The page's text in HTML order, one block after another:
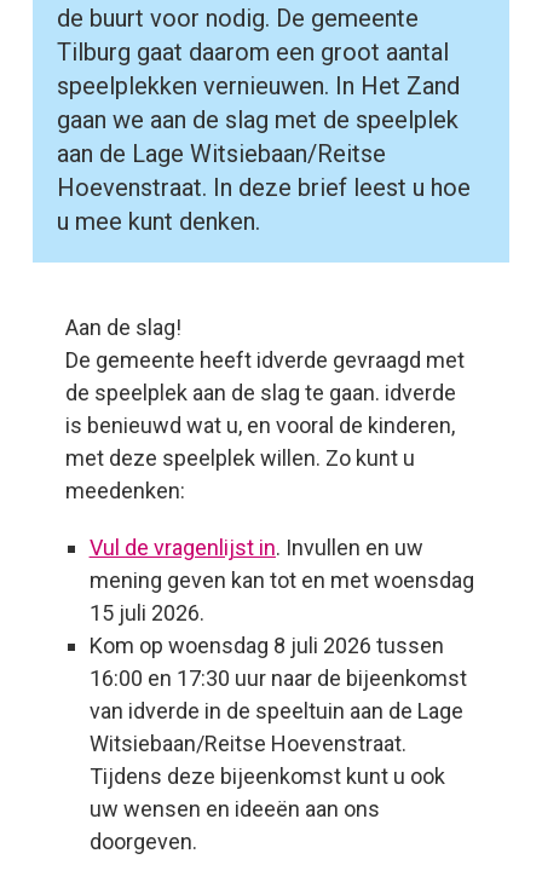
de buurt voor nodig. De gemeente
Tilburg gaat daarom een groot aantal
speelplekken vernieuwen. In Het Zand
gaan we aan de slag met de speelplek
aan de Lage Witsiebaan/Reitse
Hoevenstraat. In deze brief leest u hoe
u mee kunt denken.
Aan de slag!
De gemeente heeft idverde gevraagd met
de speelplek aan de slag te gaan. idverde
is benieuwd wat u, en vooral de kinderen,
met deze speelplek willen. Zo kunt u
meedenken:
Vul de vragenlijst in. Invullen en uw
mening geven kan tot en met woensdag
15 juli 2026.
Kom op woensdag 8 juli 2026 tussen
16:00 en 17:30 uur naar de bijeenkomst
van idverde in de speeltuin aan de Lage
Witsiebaan/Reitse Hoevenstraat.
Tijdens deze bijeenkomst kunt u ook
uw wensen en ideeën aan ons
doorgeven.